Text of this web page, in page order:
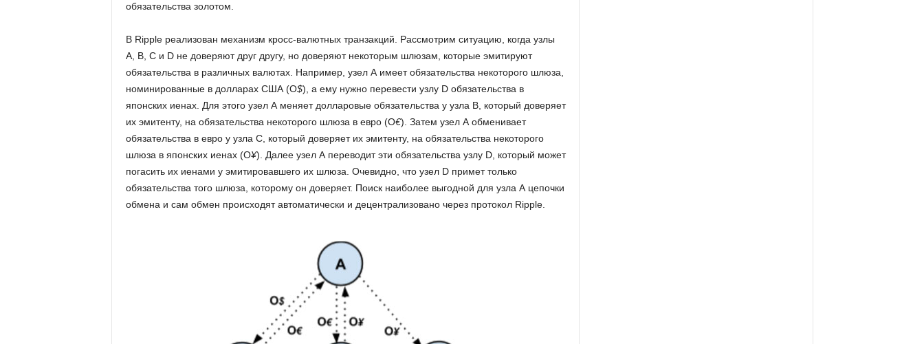
обязательства золотом.
В Ripple реализован механизм кросс-валютных транзакций. Рассмотрим ситуацию, когда узлы
А, B, C и D не доверяют друг другу, но доверяют некоторым шлюзам, которые эмитируют
обязательства в различных валютах. Например, узел А имеет обязательства некоторого шлюза,
номинированные в долларах США (O$), а ему нужно перевести узлу D обязательства в
японских иенах. Для этого узел А меняет долларовые обязательства у узла В, который доверяет
их эмитенту, на обязательства некоторого шлюза в евро (O€). Затем узел А обменивает
обязательства в евро у узла С, который доверяет их эмитенту, на обязательства некоторого
шлюза в японских иенах (O¥). Далее узел А переводит эти обязательства узлу D, который может
погасить их иенами у эмитировавшего их шлюза. Очевидно, что узел D примет только
обязательства того шлюза, которому он доверяет. Поиск наиболее выгодной для узла А цепочки
обмена и сам обмен происходят автоматически и децентрализовано через протокол Ripple.